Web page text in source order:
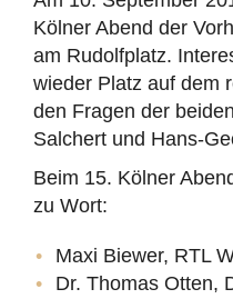
Kölner Abend der
am Rudolfplatz.
wieder Platz auf dem
den Fragen der
Salchert und Hans-
Beim 15. Kölner
zu Wort:
Maxi Biewer, RTL
Dr. Thomas Otten,